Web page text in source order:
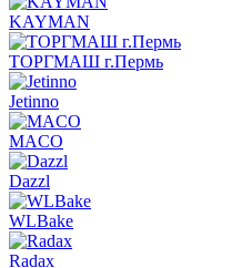
KAYMAN
ТОРГМАШ г.Пермь
Jetinno
MACO
Dazzl
WLBake
Radax